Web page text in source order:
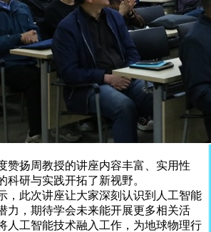
扬周教授的讲座内容丰富、实用性
科研与实践开拓了新视野。
此次讲座让大家深刻认识到人工智能
力，期待学会未来能开展更多相关活
人工智能技术融入工作，为地球物理行